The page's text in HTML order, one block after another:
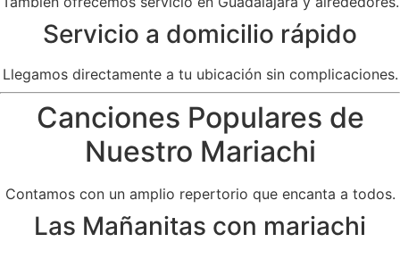
Servicio a domicilio rápido
Llegamos directamente a tu ubicación sin complicaciones.
Canciones Populares de
Nuestro Mariachi
Contamos con un amplio repertorio que encanta a todos.
Las Mañanitas con mariachi